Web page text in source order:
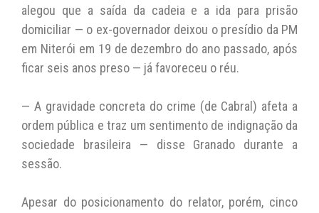
alegou que a saída da cadeia e a ida para prisão
domiciliar — o ex-governador deixou o presídio da PM
em Niterói em 19 de dezembro do ano passado, após
ficar seis anos preso — já favoreceu o réu.
— A gravidade concreta do crime (de Cabral) afeta a
ordem pública e traz um sentimento de indignação da
sociedade brasileira — disse Granado durante a
sessão.
Apesar do posicionamento do relator, porém, cinco